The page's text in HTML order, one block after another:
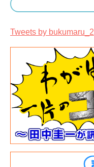
イ
Tweets by bukumaru_2